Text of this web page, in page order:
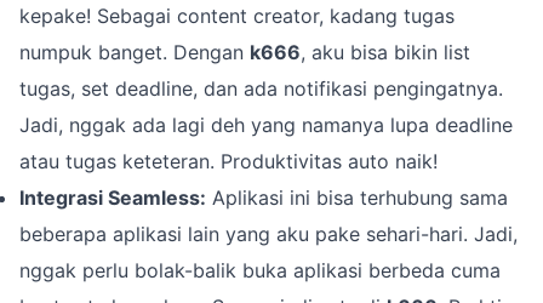
kepake! Sebagai content creator, kadang tugas
numpuk banget. Dengan k666, aku bisa bikin list
tugas, set deadline, dan ada notifikasi pengingatnya.
Jadi, nggak ada lagi deh yang namanya lupa deadline
atau tugas keteteran. Produktivitas auto naik!
Integrasi Seamless: Aplikasi ini bisa terhubung sama
beberapa aplikasi lain yang aku pake sehari-hari. Jadi,
nggak perlu bolak-balik buka aplikasi berbeda cuma